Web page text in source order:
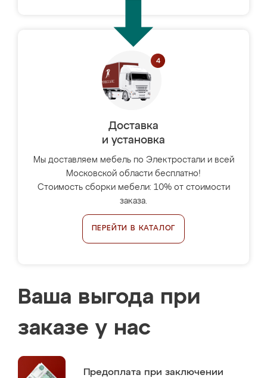
Доставка
и установка
Мы доставляем мебель по Электростали и всей
Московской области бесплатно!
Стоимость сборки мебели: 10% от стоимости
заказа.
ПЕРЕЙТИ В КАТАЛОГ
Ваша выгода при
заказе у нас
Предоплата при заключении